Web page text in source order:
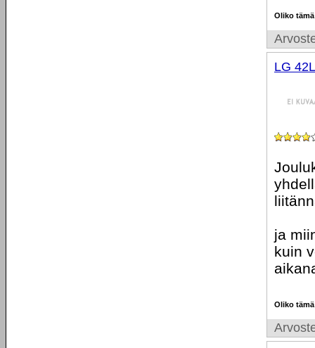
Oliko
LG
ja
kuin
Oliko